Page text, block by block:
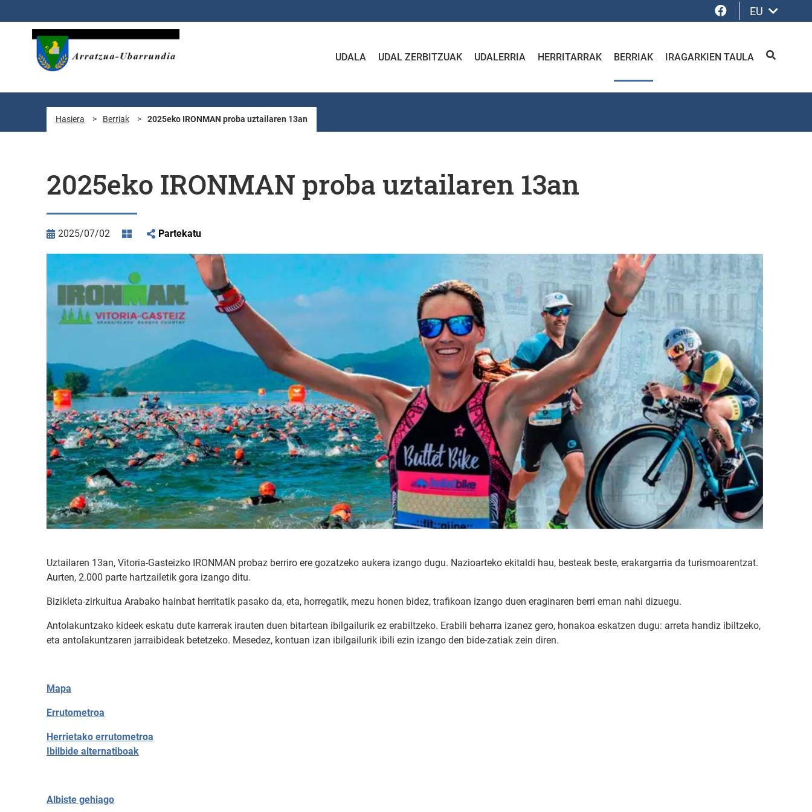
Facebook
EU
UDALA UDAL ZERBITZUAK UDALERRIA HERRITARRAK BERRIAK IRAGARKIEN TAULA BILATU
Hasiera > Berriak > 2025eko IRONMAN proba uztailaren 13an
2025eko IRONMAN proba uztailaren 13an
2025/07/02 Partekatu
Uztailaren 13an, Vitoria-Gasteizko IRONMAN probaz berriro ere gozatzeko aukera izango dugu. Nazioarteko ekitaldi hau, besteak beste, erakargarria da turismoarentzat.
Aurten, 2.000 parte hartzailetik gora izango ditu.
Bizikleta-zirkuitua Arabako hainbat herritatik pasako da, eta, horregatik, mezu honen bidez, trafikoan izango duen eraginaren berri eman nahi dizuegu.
Antolakuntzako kideek eskatu dute karrerak irauten duen bitartean ibilgailurik ez erabiltzeko. Erabili beharra izanez gero, honakoa eskatzen dugu: arreta handiz ibiltzeko,
eta antolakuntzaren jarraibideak betetzeko. Mesedez, kontuan izan ibilgailurik ibili ezin izango den bide-zatiak zein diren.
Mapa
Errutometroa
Herrietako errutometroa
Ibilbide alternatiboak
Albiste gehiago